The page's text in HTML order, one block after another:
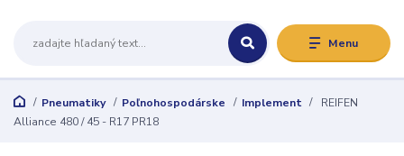
Menu
Pneumatiky Poľnohospodárske Implement
REIFEN
Alliance 480 / 45 - R17 PR18